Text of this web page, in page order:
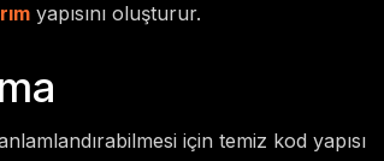
yapısını oluşturur.
için temiz kod yapısı